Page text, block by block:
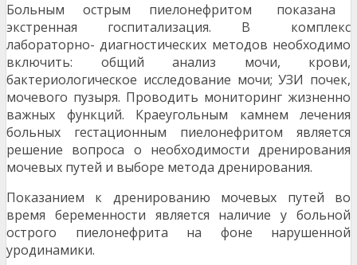
Больным острым пиелонефритом показана
экстренная госпитализация. В комплекс
лабораторно- диагностических методов необходимо
включить: общий анализ мочи, крови,
бактериологическое исследование мочи; УЗИ почек,
мочевого пузыря. Проводить мониторинг жизненно
важных функций. Краеугольным камнем лечения
больных гестационным пиелонефритом является
решение вопроса о необходимости дренирования
мочевых путей и выборе метода дренирования.
Показанием к дренированию мочевых путей во
время беременности является наличие у больной
острого пиелонефрита на фоне нарушенной
уродинамики.